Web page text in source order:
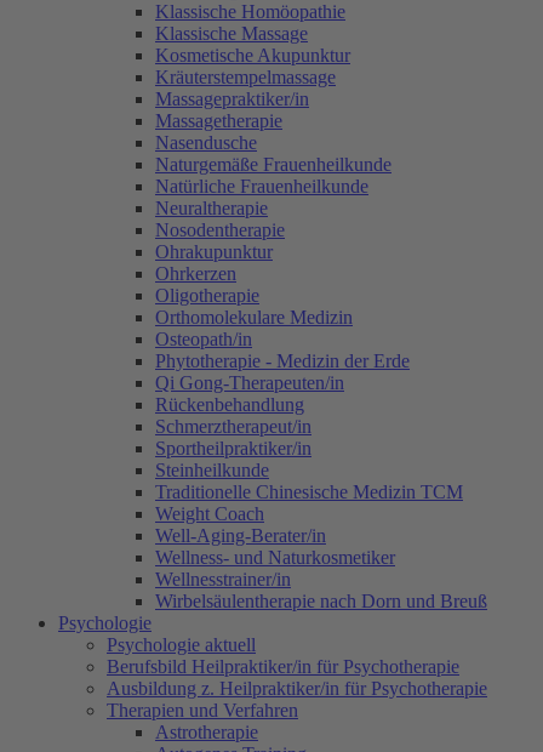
Klassische Homöopathie
Klassische Massage
Kosmetische Akupunktur
Kräuterstempelmassage
Massagepraktiker/in
Massagetherapie
Nasendusche
Naturgemäße Frauenheilkunde
Natürliche Frauenheilkunde
Neuraltherapie
Nosodentherapie
Ohrakupunktur
Ohrkerzen
Oligotherapie
Orthomolekulare Medizin
Osteopath/in
Phytotherapie - Medizin der Erde
Qi Gong-Therapeuten/in
Rückenbehandlung
Schmerztherapeut/in
Sportheilpraktiker/in
Steinheilkunde
Traditionelle Chinesische Medizin TCM
Weight Coach
Well-Aging-Berater/in
Wellness- und Naturkosmetiker
Wellnesstrainer/in
Wirbelsäulentherapie nach Dorn und Breuß
Psychologie
Psychologie aktuell
Berufsbild Heilpraktiker/in für Psychotherapie
Ausbildung z. Heilpraktiker/in für Psychotherapie
Therapien und Verfahren
Astrotherapie